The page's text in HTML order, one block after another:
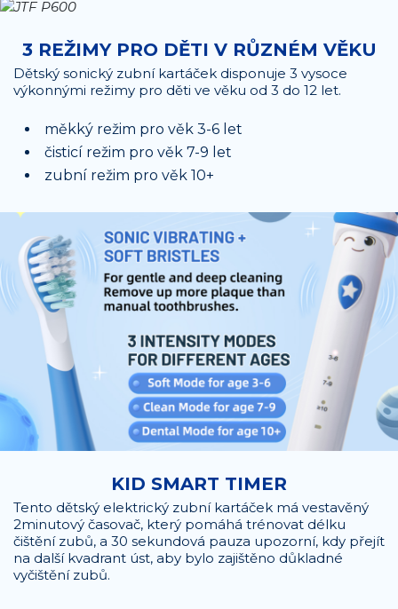
3 REŽIMY PRO DĚTI V RŮZNÉM VĚKU
Dětský sonický zubní kartáček disponuje 3 vysoce
výkonnými režimy pro děti ve věku od 3 do 12 let.
měkký režim pro věk 3-6 let
čisticí režim pro věk 7-9 let
zubní režim pro věk 10+
KID SMART TIMER
Tento dětský elektrický zubní kartáček má vestavěný
2minutový časovač, který pomáhá trénovat délku
čištění zubů, a 30 sekundová pauza upozorní, kdy přejít
na další kvadrant úst, aby bylo zajištěno důkladné
vyčištění zubů.